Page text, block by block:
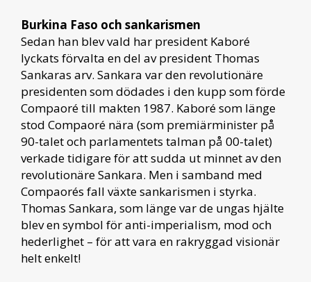
Burkina Faso och sankarismen
Sedan han blev vald har president Kaboré
lyckats förvalta en del av president Thomas
Sankaras arv. Sankara var den revolutionäre
presidenten som dödades i den kupp som förde
Compaoré till makten 1987. Kaboré som länge
stod Compaoré nära (som premiärminister på
90-talet och parlamentets talman på 00-talet)
verkade tidigare för att sudda ut minnet av den
revolutionäre Sankara. Men i samband med
Compaorés fall växte sankarismen i styrka.
Thomas Sankara, som länge var de ungas hjälte
blev en symbol för anti-imperialism, mod och
hederlighet – för att vara en rakryggad visionär
helt enkelt!